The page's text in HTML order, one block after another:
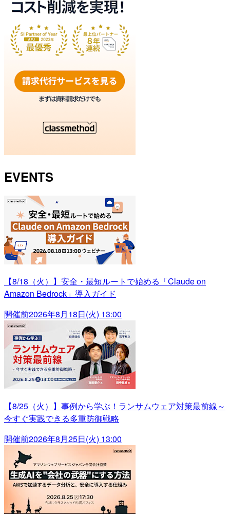
EVENTS
【8/18（火）】安全・最短ルートで始める「Claude on
Amazon Bedrock」導入ガイド
開催前2026年8月18日(火) 13:00
【8/25（火）】事例から学ぶ！ランサムウェア対策最前線～
今すぐ実践できる多重防御戦略
開催前2026年8月25日(火) 13:00